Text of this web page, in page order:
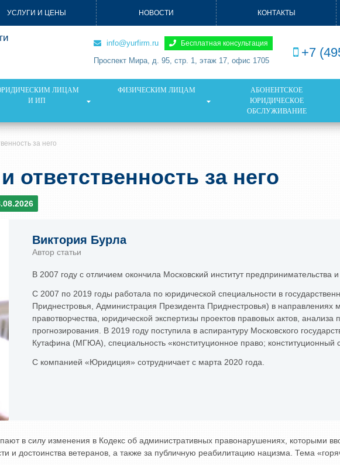
УСЛУГИ И ЦЕНЫ НОВОСТИ КОНТАКТЫ
+7
info@yurfirm.ru Бесплатная консультация
Проспект Мира, д. 95, стр. 1, этаж 17, офис 1705
ЛИЦАМ
И ИП
ФИЗИЧЕСКИМ ЛИЦАМ
АБОНЕНТСКОЕ
ЮРИДИЧЕСКОЕ
ОБСЛУЖИВАНИЕ
за него
ответственность за него
Виктория Бурла
Автор статьи
В 2007 году с отличием окончила Московский институт предпринимательства
С 2007 по 2019 годы работала по юридической специальности в
Приднестровья, Администрация Президента Приднестровья) в направлениях
правотворчества, юридической экспертизы проектов правовых актов,
прогнозирования. В 2019 году поступила в аспирантуру Московского
Кутафина (МГЮА), специальность «конституционное право; конституционный
С компанией «Юридиция» сотрудничает с марта 2020 года.
в силу изменения в Кодекс об административных правонарушениях, которыми
и достоинства ветеранов, а также за публичную реабилитацию нацизма. Тема